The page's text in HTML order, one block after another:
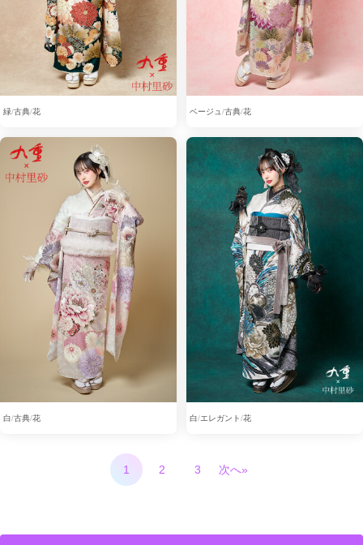
緑 古典 花 ベージュ 古典 花
白 古典 花 白 エレガント 花
1 2 3 次へ»